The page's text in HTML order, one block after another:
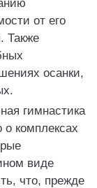
от его
Также
осанки,
гимнастика
о комплексах
виде
что, прежде